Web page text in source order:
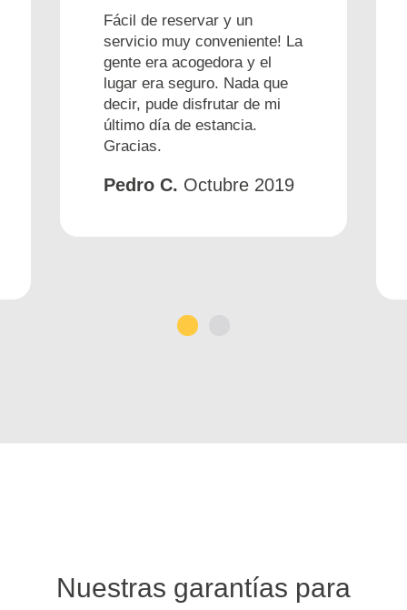
Fácil de reservar y un
servicio muy conveniente! La
gente era acogedora y el
lugar era seguro. Nada que
decir, pude disfrutar de mi
último día de estancia.
Gracias.
Pedro C. Octubre 2019
Nuestras garantías para